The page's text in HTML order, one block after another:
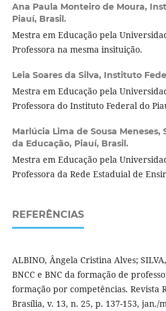
Ana Paula Monteiro de Moura,
Piauí, Brasil.
Mestra em Educação pela
Professora na mesma insituição.
Leia Soares da Silva, Instituto
Mestra em Educação pela
Professora do Instituto Federal do
Marlúcia Lima de Sousa Meneses,
da Educação, Piauí, Brasil.
Mestra em Educação pela
Professora da Rede Estaduial de
REFERÊNCIAS
ALBINO, Ângela Cristina Alves;
BNCC e BNC da formação de
formação por competências. Revista
Brasília, v. 13, n. 25, p. 137-153, jan./